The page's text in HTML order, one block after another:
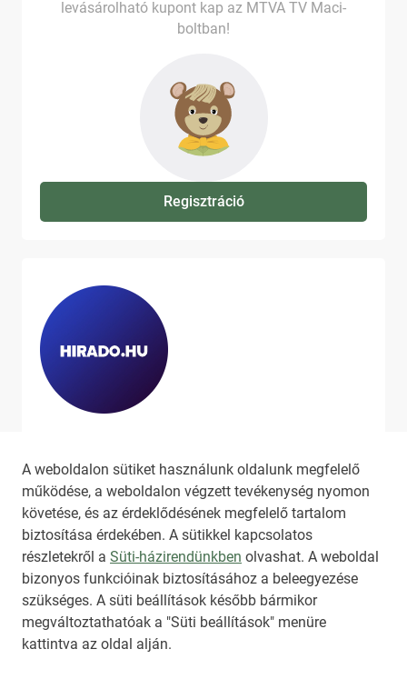
A weboldalon sütiket használunk oldalunk megfelelő
működése, a weboldalon végzett tevékenység nyomon
követése, és az érdeklődésének megfelelő tartalom
biztosítása érdekében. A sütikkel kapcsolatos
részletekről a Süti-házirendünkben olvashat. A weboldal
bizonyos funkcióinak biztosításához a beleegyezése
szükséges. A süti beállítások később bármikor
megváltoztathatóak a "Süti beállítások" menüre
kattintva az oldal alján.
levásárolható kupont kap az MTVA TV Maci-
boltban!
Regisztráció
látni, látogassa meg ahirado.hu
oldalát!
HIRADO.HU MEDIAKLIKK.HU
M4SPORT.HU NEMZETISPORT.HU